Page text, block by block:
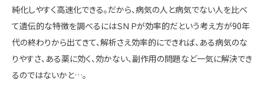
純化しやすく高速化できる。だから、病気の人と病気でない人を比べ
て遺伝的な特徴を調べるにはＳＮＰが効率的だという考え方が90年
代の終わりから出てきて、解析さえ効率的にできれば、ある病気のな
りやすさ、ある薬に効く、効かない、副作用の問題など一気に解決でき
るのではないかと…。